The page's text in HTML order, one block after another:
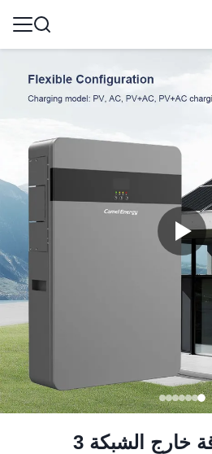
نظام تخزين طاقة خارج الشبكة 3